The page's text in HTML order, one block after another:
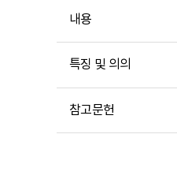
내용
특징 및 의의
참고문헌